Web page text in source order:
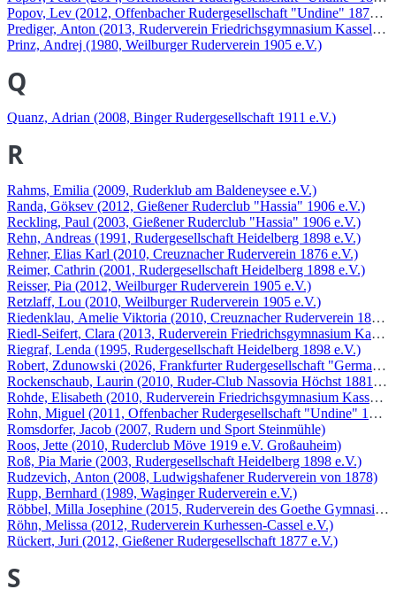
Popov, Lev (2012, Offenbacher Rudergesellschaft "Undine" 1876
Prediger, Anton (2013, Ruderverein Friedrichsgymnasium Kassel
Prinz, Andrej (1980, Weilburger Ruderverein 1905 e.V.)
Q
Quanz, Adrian (2008, Binger Rudergesellschaft 1911 e.V.)
R
Rahms, Emilia (2009, Ruderklub am Baldeneysee e.V.)
Randa, Göksev (2012, Gießener Ruderclub "Hassia" 1906 e.V.)
Reckling, Paul (2003, Gießener Ruderclub "Hassia" 1906 e.V.)
Rehn, Andreas (1991, Rudergesellschaft Heidelberg 1898 e.V.)
Rehner, Elias Karl (2010, Creuznacher Ruderverein 1876 e.V.)
Reimer, Cathrin (2001, Rudergesellschaft Heidelberg 1898 e.V.)
Reisser, Pia (2012, Weilburger Ruderverein 1905 e.V.)
Retzlaff, Lou (2010, Weilburger Ruderverein 1905 e.V.)
Riedenklau, Amelie Viktoria (2010, Creuznacher Ruderverein 1876
Riedl-Seifert, Clara (2013, Ruderverein Friedrichsgymnasium Kassel
Riegraf, Lenda (1995, Rudergesellschaft Heidelberg 1898 e.V.)
Robert, Zdunowski (2026, Frankfurter Rudergesellschaft
Rockenschaub, Laurin (2010, Ruder-Club Nassovia Höchst 1881
Rohde, Elisabeth (2010, Ruderverein Friedrichsgymnasium Kassel
Rohn, Miguel (2011, Offenbacher Rudergesellschaft "Undine" 1876
Romsdorfer, Jacob (2007, Rudern und Sport Steinmühle)
Roos, Jette (2010, Ruderclub Möve 1919 e.V. Großauheim)
Roß, Pia Marie (2003, Rudergesellschaft Heidelberg 1898 e.V.)
Rudzevich, Anton (2008, Ludwigshafener Ruderverein von 1878)
Rupp, Bernhard (1989, Waginger Ruderverein e.V.)
Röbbel, Milla Josephine (2015, Ruderverein des Goethe
Röhn, Melissa (2012, Ruderverein Kurhessen-Cassel e.V.)
Rückert, Juri (2012, Gießener Rudergesellschaft 1877 e.V.)
S